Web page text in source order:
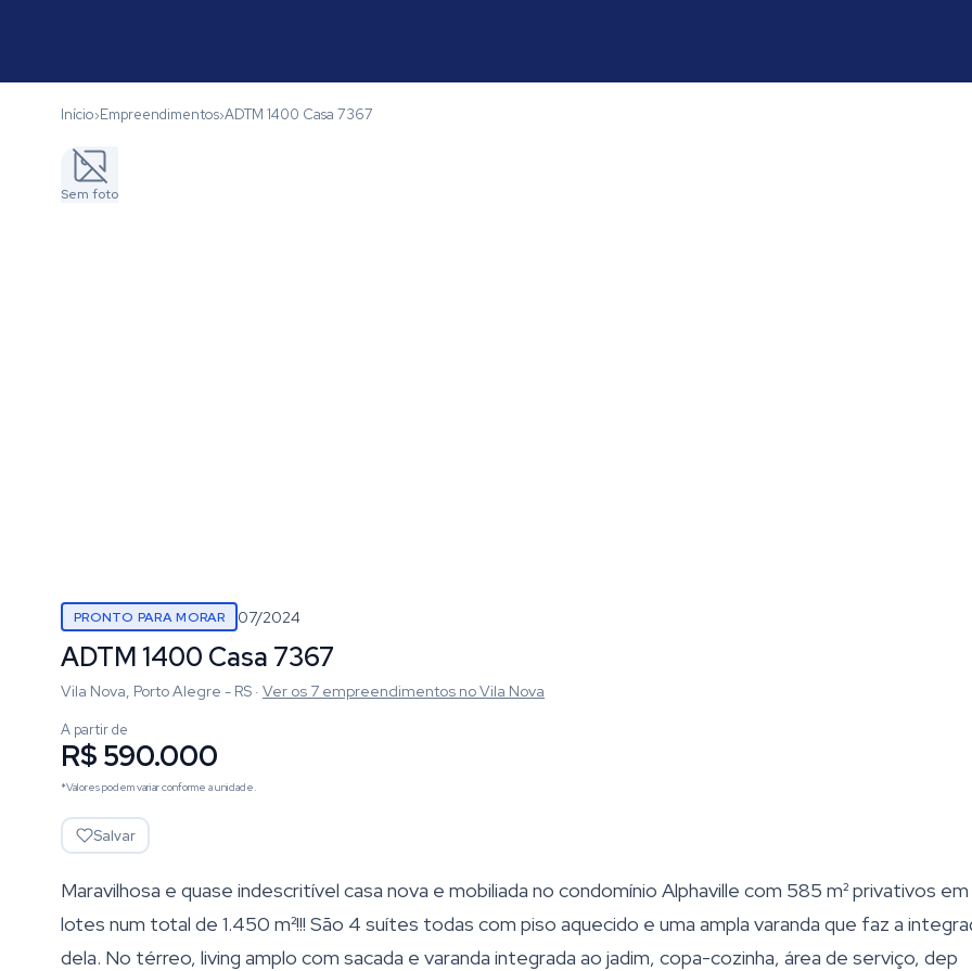
Início›Empreendimentos›ADTM 1400 Casa 7367
Sem foto
PRONTO PARA MORAR 07/2024
ADTM 1400 Casa 7367
Vila Nova, Porto Alegre - RS · Ver os 7 empreendimentos no Vila Nova
A partir de
R$ 590.000
*Valores podem variar conforme a unidade.
Salvar
Maravilhosa e quase indescritível casa nova e mobiliada no condomínio Alphaville com 585 m² privativos em
lotes num total de 1.450 m²!!! São 4 suítes todas com piso aquecido e uma ampla varanda que faz a
dela. No térreo, living amplo com sacada e varanda integrada ao jadim, copa-cozinha, área de serviço, dep